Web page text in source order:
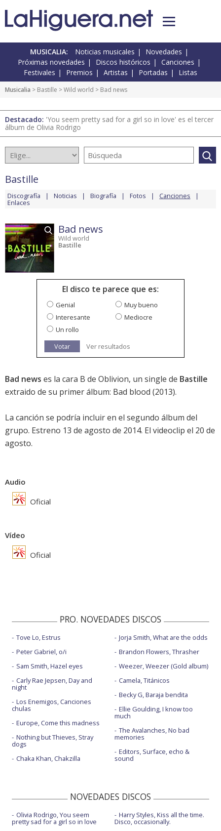
MUSICALIA: Noticias musicales
Novedades
Próximas novedades
Discos históricos
Canciones
Festivales
Premios Artistas Portadas Listas
Musicalia > Bastille >Wild world > Bad news
Destacado: 'You seem pretty sad for a girl so in love' es el tercer
álbum de Olivia Rodrigo
Bastille
Discografía Noticias Biografía Fotos Canciones
Enlaces
Bad news
Wild world
Bastille
El disco te parece que es:
Genial
Muy bueno
Interesante
Mediocre
Un rollo
Votar
Ver resultados
Bad news es la cara B de Oblivion, un single de Bastille
extraido de su primer álbum: Bad blood (2013).
La canción se podría incluir en el segundo álbum del
grupo. Estreno 13 de agosto de 2014. El videoclip el 20 de
agosto.
Audio
Oficial
Vídeo
Oficial
PRO. NOVEDADES DISCOS
Tove Lo, Estrus
Peter Gabriel, o/i
Sam Smith, Hazel eyes
Carly Rae Jepsen, Day and
night
Los Enemigos, Canciones
chulas
Europe, Come this madness
Nothing but Thieves, Stray
dogs
Chaka Khan, Chakzilla
Jorja Smith, What are the odds
Brandon Flowers, Thrasher
Weezer, Weezer (Gold album)
Camela, Titánicos
Becky G, Baraja bendita
Ellie Goulding, I know too
much
The Avalanches, No bad
memories
Editors, Surface, echo &
sound
NOVEDADES DISCOS
Olivia Rodrigo, You seem
pretty sad for a girl so in love
Harry Styles, Kiss all the time.
Disco, occasionally.